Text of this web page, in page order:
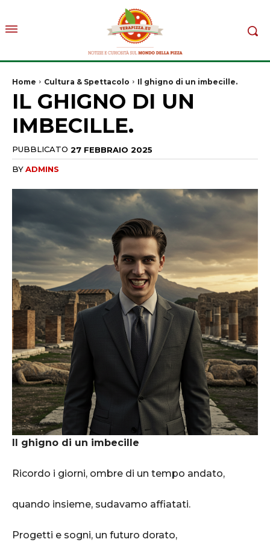
Home Cultura & Spettacolo Il ghigno di un imbecille.
IL GHIGNO DI UN
IMBECILLE.
PUBBLICATO 27 FEBBRAIO 2025
BYADMINS
Il ghigno di un imbecille
Ricordo i giorni, ombre di un tempo andato,
quando insieme, sudavamo affiatati.
Progetti e sogni, un futuro dorato,